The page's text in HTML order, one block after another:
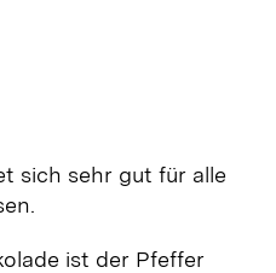
sich sehr gut für alle
ist der Pfeffer